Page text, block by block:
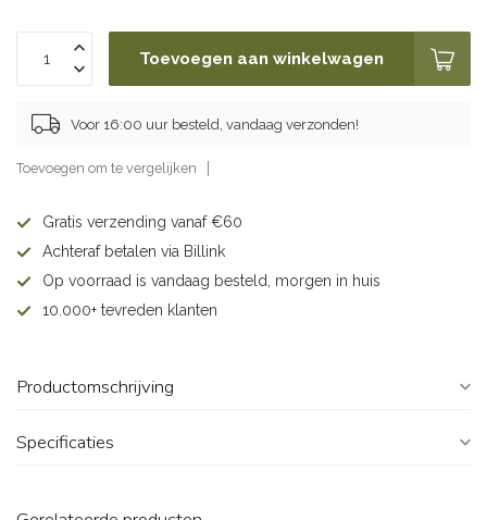
Toevoegen aan winkelwagen
Voor 16:00 uur besteld, vandaag verzonden!
Toevoegen om te vergelijken
Gratis verzending vanaf €60
Achteraf betalen via Billink
Op voorraad is vandaag besteld, morgen in huis
10.000+ tevreden klanten
Productomschrijving
Specificaties